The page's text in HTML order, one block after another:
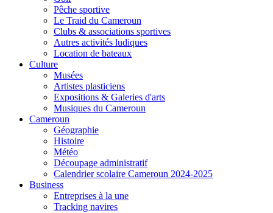
Pêche sportive
Le Traid du Cameroun
Clubs & associations sportives
Autres activités ludiques
Location de bateaux
Culture
Musées
Artistes plasticiens
Expositions & Galeries d'arts
Musiques du Cameroun
Cameroun
Géographie
Histoire
Météo
Découpage administratif
Calendrier scolaire Cameroun 2024-2025
Business
Entreprises à la une
Tracking navires